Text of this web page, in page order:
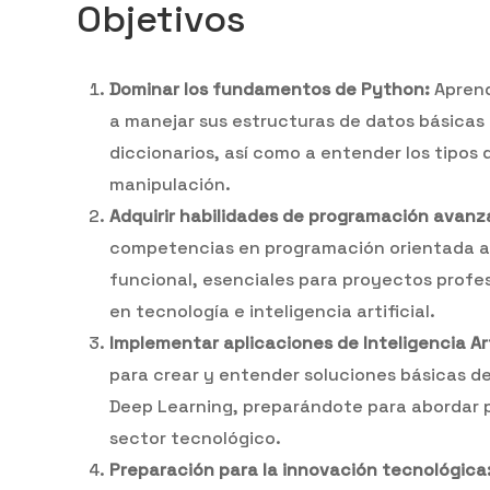
Objetivos
Dominar los fundamentos de Python:
a manejar sus estructuras de datos
diccionarios, así como a entender los tipos
manipulación.
Adquirir habilidades de programación
competencias en programación orientada
funcional, esenciales para proyectos
en tecnología e inteligencia artificial.
Implementar aplicaciones de Inteligencia
para crear y entender soluciones básicas
Deep Learning, preparándote para abordar
sector tecnológico.
Preparación para la innovación